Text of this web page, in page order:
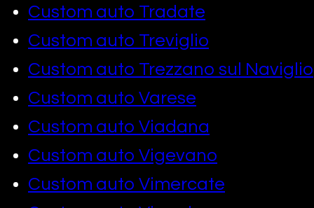
Custom auto Tradate
Custom auto Treviglio
Custom auto Trezzano sul Naviglio
Custom auto Varese
Custom auto Viadana
Custom auto Vigevano
Custom auto Vimercate